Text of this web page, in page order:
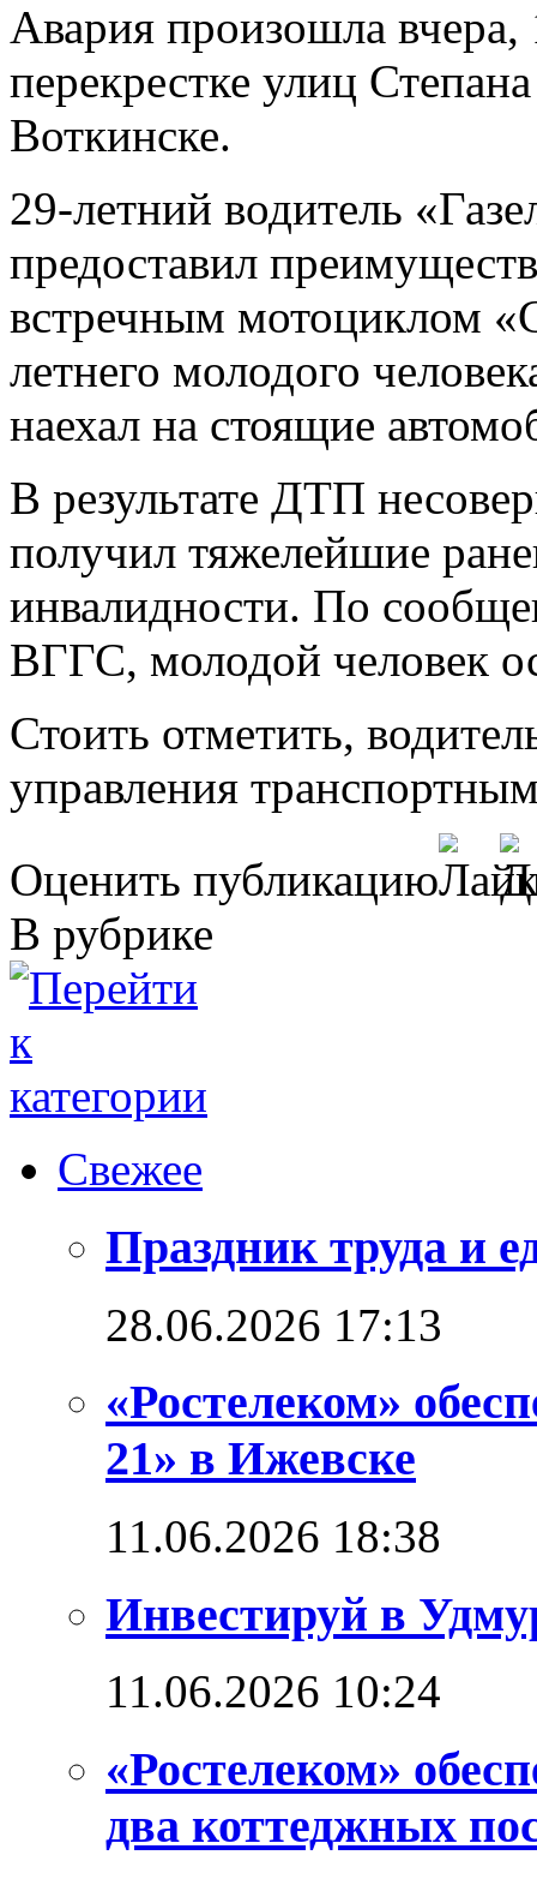
Авария произошла вчера,
перекрестке улиц
Воткинске.
29-летний водитель
предоставил
встречным мотоциклом
летнего молодого
наехал на стоящие
В результате ДТП
получил тяжелейшие
инвалидности. По
ВГГС, молодой человек
Стоить отметить,
управления
Оценить публикацию
В рубрике
Свежее
Праздник труда и
28.06.2026 17:13
«Ростелеком»
21» в Ижевске
11.06.2026 18:38
Инвестируй в
11.06.2026 10:24
«Ростелеком»
два коттеджных